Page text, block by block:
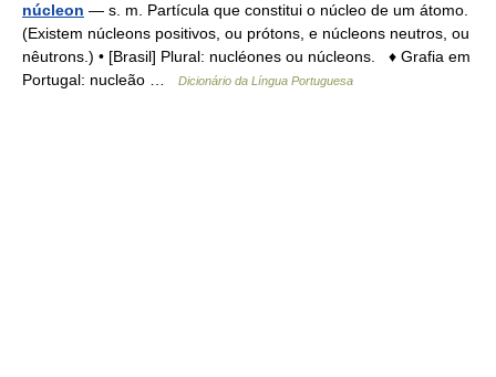
núcleon — s. m. Partícula que constitui o núcleo de um átomo.
(Existem núcleons positivos, ou prótons, e núcleons neutros, ou
nêutrons.) • [Brasil] Plural: nucléones ou núcleons. ♦ Grafia em
Portugal: nucleão …
Dicionário da Língua Portuguesa